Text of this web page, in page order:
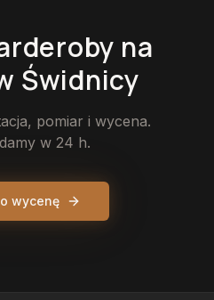
na
Świdnicy
pomiar i wycena.
w 24 h.
wycenę